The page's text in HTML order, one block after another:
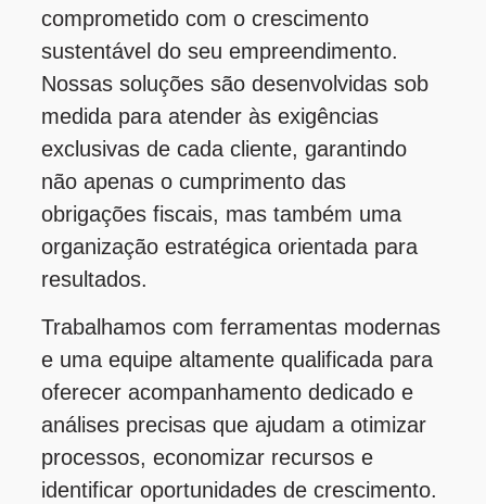
comprometido com o crescimento
sustentável do seu empreendimento.
Nossas soluções são desenvolvidas sob
medida para atender às exigências
exclusivas de cada cliente, garantindo
não apenas o cumprimento das
obrigações fiscais, mas também uma
organização estratégica orientada para
resultados.
Trabalhamos com ferramentas modernas
e uma equipe altamente qualificada para
oferecer acompanhamento dedicado e
análises precisas que ajudam a otimizar
processos, economizar recursos e
identificar oportunidades de crescimento.